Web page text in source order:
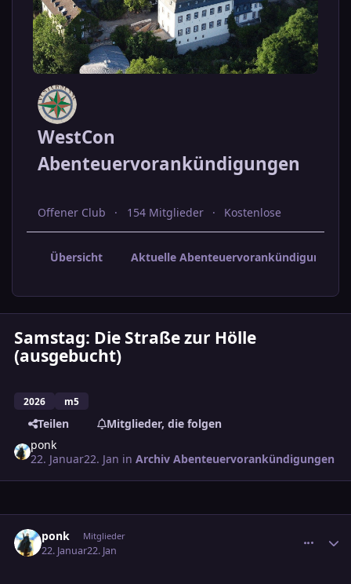
WestCon
Abenteuervorankündigungen
Offener Club 154 Mitglieder Kostenlose
Übersicht Aktuelle Abenteuervorankündigungen
Samstag: Die Straße zur Hölle
(ausgebucht)
2026 m5
Teilen
Mitglieder, die folgen
ponk
22. Januar22. Jan inArchiv Abenteuervorankündigungen
ponk Mitglieder
22. Januar22. Jan